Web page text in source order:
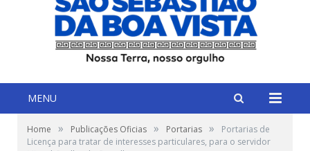
MENU
Home » Publicações Oficias » Portarias »
Portarias de
Licença para tratar de interesses particulares, para o servidor